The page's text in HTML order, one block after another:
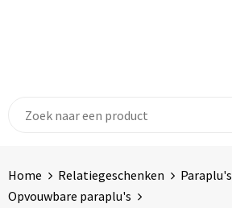
Home Relatiegeschenken
Paraplu's
Opvouwbare paraplu's